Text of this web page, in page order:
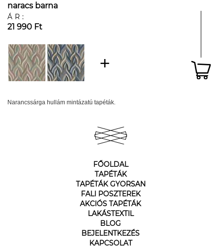
naracs barna
ÁR:
21 990 Ft
Narancssárga hullám mintázatú tapéták.
FŐOLDAL
TAPÉTÁK
TAPÉTÁK GYORSAN
FALI POSZTEREK
AKCIÓS TAPÉTÁK
LAKÁSTEXTIL
BLOG
BEJELENTKEZÉS
KAPCSOLAT